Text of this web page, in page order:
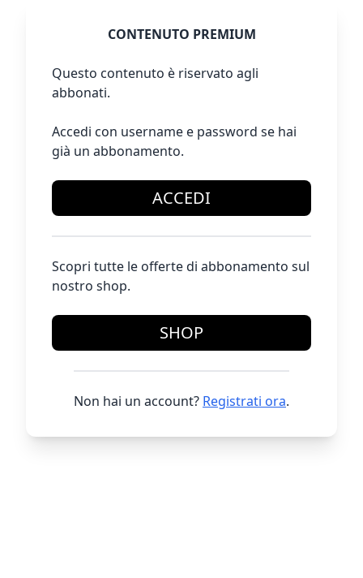
CONTENUTO PREMIUM
Questo contenuto è riservato agli
abbonati.
Accedi con username e password se hai
già un abbonamento.
ACCEDI
Scopri tutte le offerte di abbonamento sul
nostro shop.
SHOP
Non hai un account? Registrati ora.